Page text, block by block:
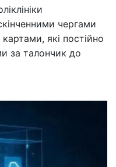
чергами
які постійно
за талончик до